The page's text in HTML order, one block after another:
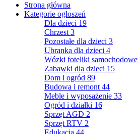
Strona główna
Kategorie ogłoszeń
Dla dzieci 19
Chrzest 3
Pozostałe dla dzieci 3
Ubranka dla dzieci 4
Wózki foteliki samochodowe
Zabawki dla dzieci 15
Dom i ogród 89
Budowa i remont 44
Meble i wyposażenie 33
Ogród i działki 16
Sprzęt AGD 2
Sprzęt RTV 2
Edukacja 44